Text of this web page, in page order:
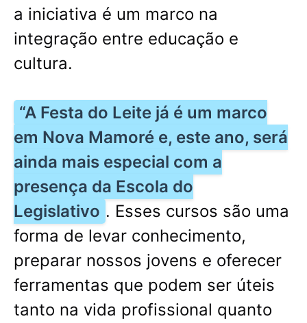
a iniciativa é um marco na
integração entre educação e
cultura.
“A Festa do Leite já é um marco
em Nova Mamoré e, este ano, será
ainda mais especial com a
presença da Escola do
Legislativo . Esses cursos são uma
forma de levar conhecimento,
preparar nossos jovens e oferecer
ferramentas que podem ser úteis
tanto na vida profissional quanto